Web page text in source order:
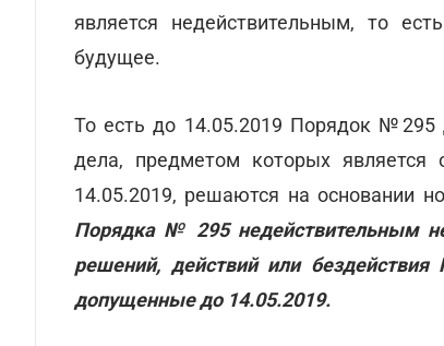
является недействительным, то
будущее.
То есть до 14.05.2019 Порядок №295
дела, предметом которых является
14.05.2019, решаются на основании
Порядка № 295 недействительным
решений, действий или
допущенные до 14.05.2019.